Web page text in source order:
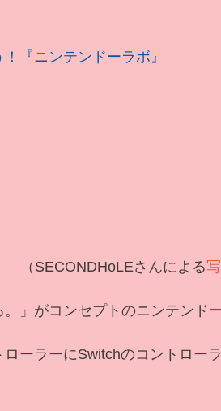
『ニンテンドーラボ』
（SECONDHoLEさんによる
」がコンセプトのニンテンドー
ーラーにSwitchのコントロー